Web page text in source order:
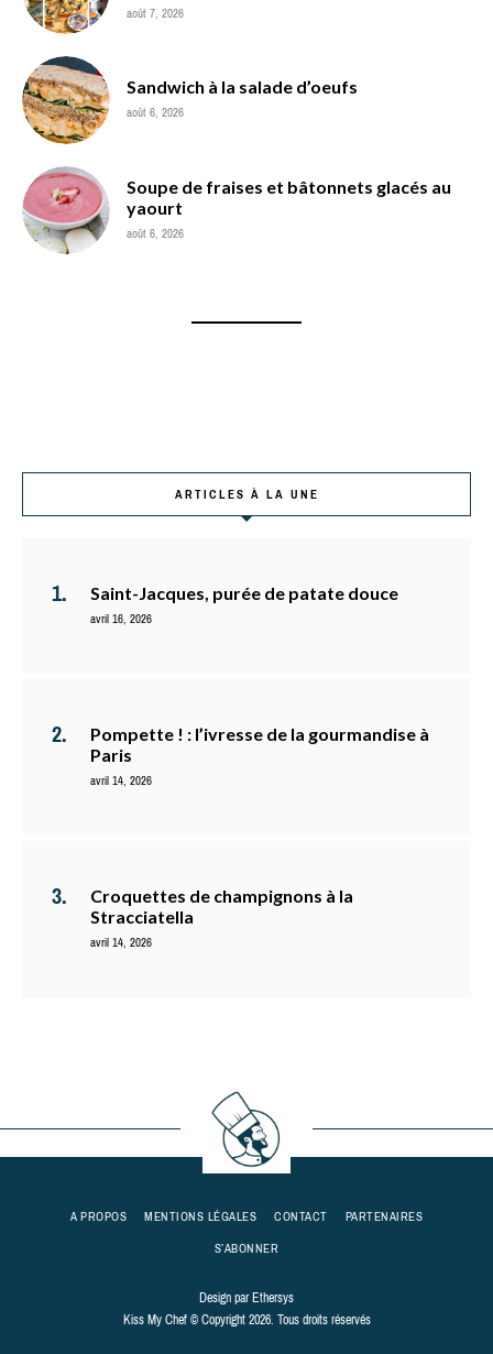
août 7, 2026
Sandwich à la salade d’oeufs
août 6, 2026
Soupe de fraises et bâtonnets glacés au
yaourt
août 6, 2026
ARTICLES À LA UNE
Saint-Jacques, purée de patate douce
avril 16, 2026
Pompette ! : l’ivresse de la gourmandise à
Paris
avril 14, 2026
Croquettes de champignons à la
Stracciatella
avril 14, 2026
A PROPOS MENTIONS LÉGALES CONTACT
PARTENAIRES
S’ABONNER
Design parEthersys
Kiss My Chef © Copyright 2026. Tous droits réservés